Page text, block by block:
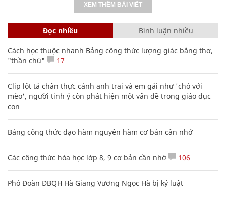
XEM THÊM BÀI VIẾT
Đọc nhiều Bình luận nhiều
Cách học thuộc nhanh Bảng công thức lượng giác bằng thơ,
"thần chú"
17
Clip lột tả chân thực cảnh anh trai và em gái như 'chó với
mèo', người tinh ý còn phát hiện một vấn đề trong giáo dục
con
Bảng công thức đạo hàm nguyên hàm cơ bản cần nhớ
Các công thức hóa học lớp 8, 9 cơ bản cần nhớ 106
Phó Đoàn ĐBQH Hà Giang Vương Ngọc Hà bị kỷ luật